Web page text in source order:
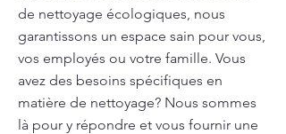
de nettoyage écologiques, nous
garantissons un espace sain pour vous,
vos employés ou votre famille. Vous
avez des besoins spécifiques en
matière de nettoyage? Nous sommes
là pour y répondre et vous fournir une